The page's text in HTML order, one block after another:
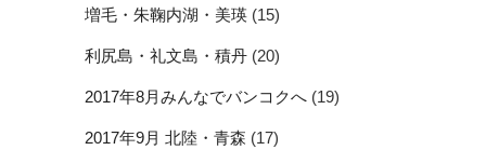
増毛・朱鞠内湖・美瑛 (15)
利尻島・礼文島・積丹 (20)
2017年8月みんなでバンコクへ (19)
2017年9月 北陸・青森 (17)